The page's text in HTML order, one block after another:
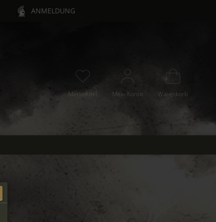
ANMELDUNG
Merkzettel Mein Konto Warenkorb